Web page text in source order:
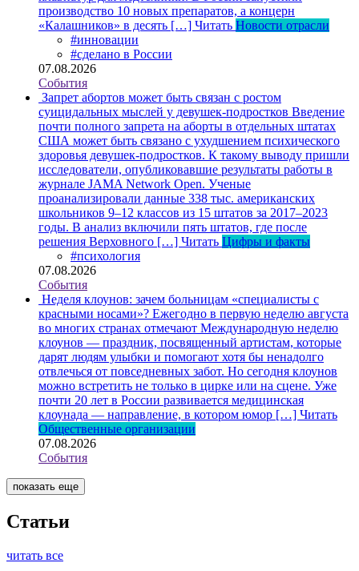
производство 10 новых препаратов, а концерн
«Калашников» в десять […] Читать Новости отрасли
#инновации
#сделано в России
07.08.2026
События
Запрет абортов может быть связан с ростом
суицидальных мыслей у девушек-подростков Введение
почти полного запрета на аборты в отдельных штатах
США может быть связано с ухудшением психического
здоровья девушек-подростков. К такому выводу пришли
исследователи, опубликовавшие результаты работы в
журнале JAMA Network Open. Ученые
проанализировали данные 338 тыс. американских
школьников 9–12 классов из 15 штатов за 2017–2023
годы. В анализ включили пять штатов, где после
решения Верховного […] Читать Цифры и факты
#психология
07.08.2026
События
Неделя клоунов: зачем больницам «специалисты с
красными носами»? Ежегодно в первую неделю августа
во многих странах отмечают Международную неделю
клоунов — праздник, посвященный артистам, которые
дарят людям улыбки и помогают хотя бы ненадолго
отвлечься от повседневных забот. Но сегодня клоунов
можно встретить не только в цирке или на сцене. Уже
почти 20 лет в России развивается медицинская
клоунада — направление, в котором юмор […] Читать
Общественные организации
07.08.2026
События
показать еще
Статьи
читать все